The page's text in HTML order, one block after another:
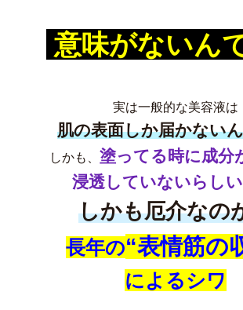
意味がないん
実は一般的な美容液は
肌の表面しか届かない
しかも、 塗ってる時に成分
浸透していないらし
しかも厄介なの
長年の“表情筋の
によるシワ